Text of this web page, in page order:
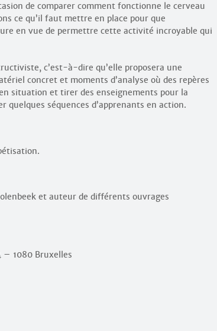
de comparer comment fonctionne le cerveau
ce qu’il faut mettre en place pour que
en vue de permettre cette activité incroyable qui
c’est-à-dire qu’elle proposera une
concret et moments d’analyse où des repères
situation et tirer des enseignements pour la
quelques séquences d’apprenants en action.
et auteur de différents ouvrages
– 1080 Bruxelles